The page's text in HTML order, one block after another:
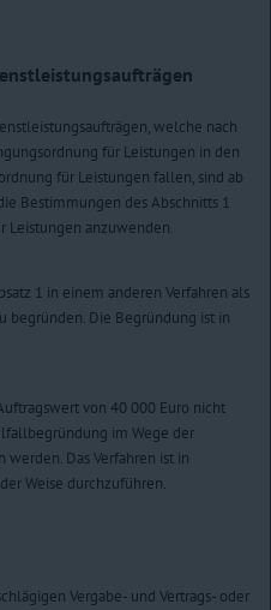
welche nach
für Leistungen in den
für Leistungen fallen, sind ab
Bestimmungen des Abschnitts 1
Leistungen anzuwenden.
1 in einem anderen Verfahren als
begründen. Die Begründung ist in
von 40 000 Euro nicht
im Wege der
Das Verfahren ist in
Weise durchzuführen.
Vergabe- und Vertrags- oder